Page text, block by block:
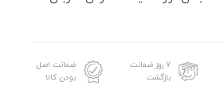
۷ روز ضمانت
بازگشت
ضمانت اصل
بودن کالا